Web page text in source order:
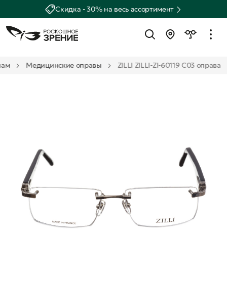
Скидка - 30% на весь ассортимент
Медицинские оправы ZILLI ZILLI-ZI-60119 C03 оправа